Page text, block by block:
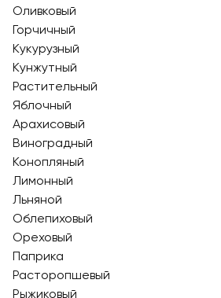
Оливковый
Горчичный
Кукурузный
Кунжутный
Растительный
Яблочный
Арахисовый
Виноградный
Конопляный
Лимонный
Льняной
Облепиховый
Ореховый
Паприка
Расторопшевый
Рыжиковый